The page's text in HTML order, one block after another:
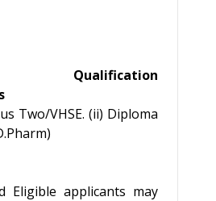
Qualification
Two/VHSE. (ii) Diploma
Eligible applicants may